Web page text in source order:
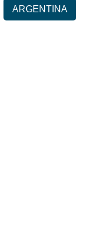
ARGENTINA